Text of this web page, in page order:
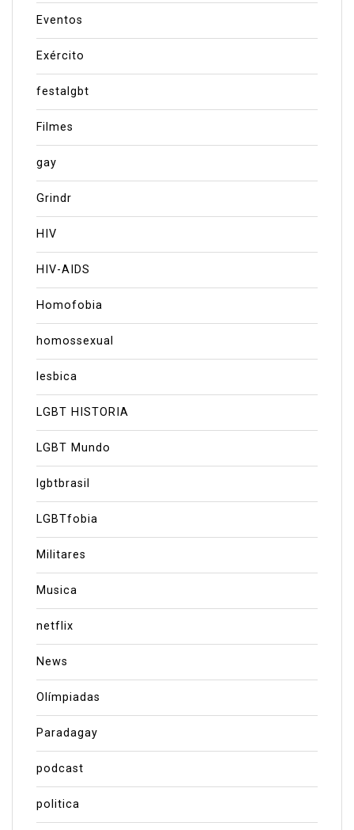
Eventos
Exército
festalgbt
Filmes
gay
Grindr
HIV
HIV-AIDS
Homofobia
homossexual
lesbica
LGBT HISTORIA
LGBT Mundo
lgbtbrasil
LGBTfobia
Militares
Musica
netflix
News
Olímpiadas
Paradagay
podcast
politica